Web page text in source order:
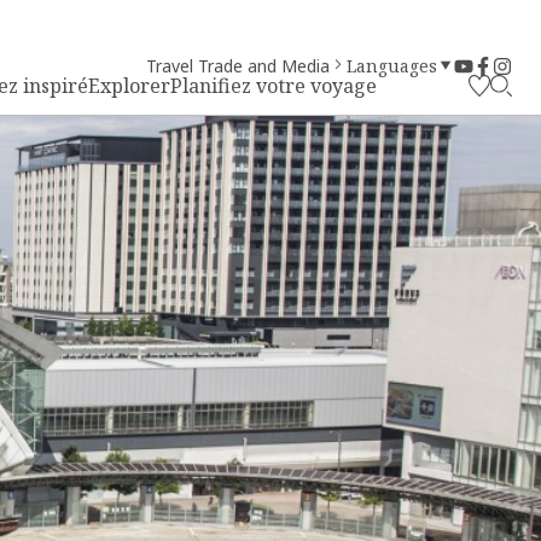
inspiréExplorerPlanifiez votre voyage
Travel Trade and Media Languages